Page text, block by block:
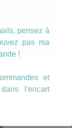
pensez à
pas ma
!
et
l'encart